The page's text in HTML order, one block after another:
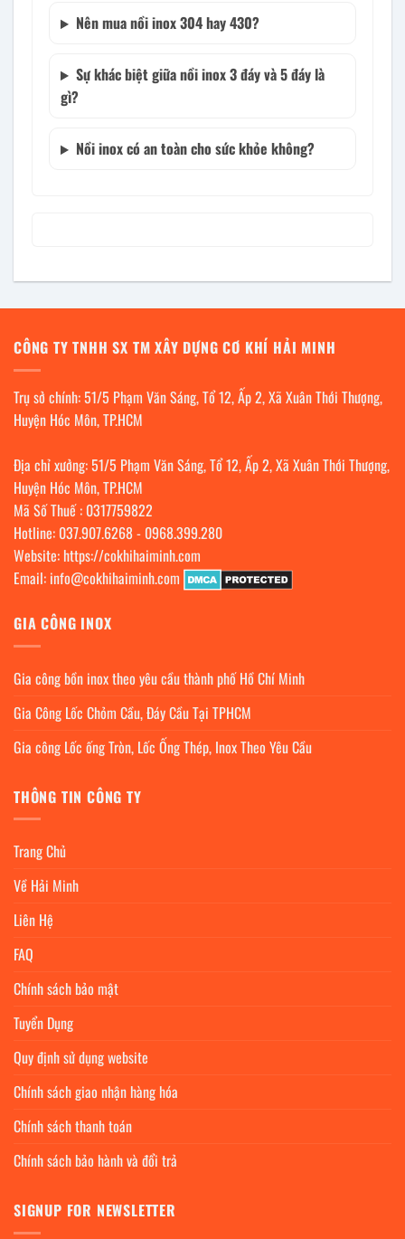
Nên mua nồi inox 304 hay 430?
Sự khác biệt giữa nồi inox 3 đáy và 5 đáy là
gì?
Nồi inox có an toàn cho sức khỏe không?
CÔNG TY TNHH SX TM XÂY DỰNG CƠ KHÍ HẢI MINH
Trụ sở chính: 51/5 Phạm Văn Sáng, Tổ 12, Ấp 2, Xã Xuân Thới Thượng,
Huyện Hóc Môn, TP.HCM
Địa chỉ xưởng: 51/5 Phạm Văn Sáng, Tổ 12, Ấp 2, Xã Xuân Thới Thượng,
Huyện Hóc Môn, TP.HCM
Mã Số Thuế : 0317759822
Hotline: 037.907.6268- 0968.399.280
Website: https://cokhihaiminh.com
Email: info@cokhihaiminh.com
GIA CÔNG INOX
Gia công bồn inox theo yêu cầu thành phố Hồ Chí Minh
Gia Công Lốc Chỏm Cầu, Đáy Cầu Tại TPHCM
Gia công Lốc ống Tròn, Lốc Ống Thép, Inox Theo Yêu Cầu
THÔNG TIN CÔNG TY
Trang Chủ
Về Hải Minh
Liên Hệ
FAQ
Chính sách bảo mật
Tuyển Dụng
Quy định sử dụng website
Chính sách giao nhận hàng hóa
Chính sách thanh toán
Chính sách bảo hành và đổi trả
SIGNUP FOR NEWSLETTER